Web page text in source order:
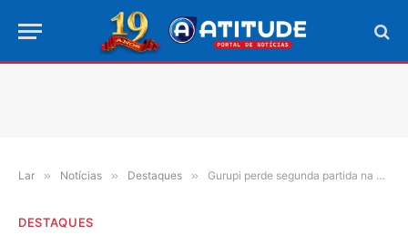
Lar » Notícias » Destaques » Gurupi perde segunda partida na Copa Norte Sub-20
DESTAQUES